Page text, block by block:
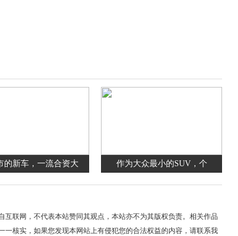
的新车，一流合资大 作为大众最小的SUV，个
联网，不代表本站赞同其观点，本站亦不为其版权负责。相关作品
一核实，如果您发现本网站上有侵犯您的合法权益的内容，请联系我